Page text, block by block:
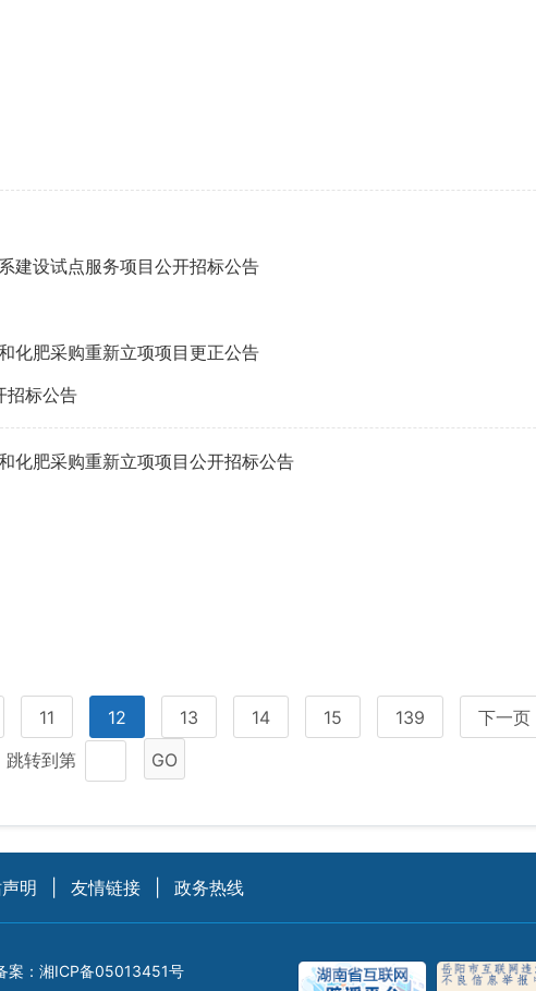
建设试点服务项目公开招标公告
化肥采购重新立项项目更正公告
招标公告
化肥采购重新立项项目公开招标公告
11 12 13 14 15 139 下一页
跳转到第 GO
明 友情链接 政务热线
案： 湘ICP备05013451号